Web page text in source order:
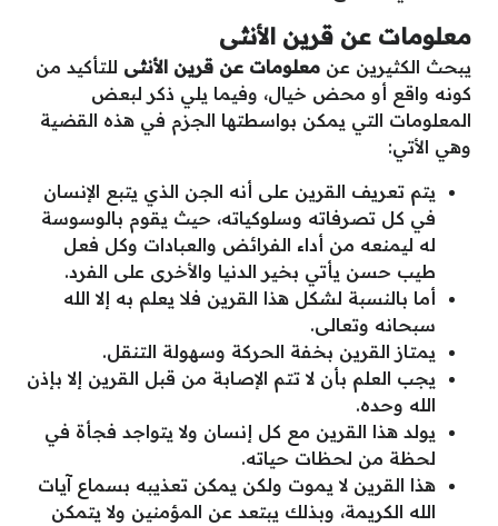
معلومات عن قرين الأنثى
يبحث الكثيرين عن معلومات عن قرين الأنثى للتأكيد من
كونه واقع أو محض خيال، وفيما يلي ذكر لبعض
المعلومات التي يمكن بواسطتها الجزم في هذه القضية
وهي الأتي:
يتم تعريف القرين على أنه الجن الذي يتبع الإنسان
في كل تصرفاته وسلوكياته، حيث يقوم بالوسوسة
له ليمنعه من أداء الفرائض والعبادات وكل فعل
طيب حسن يأتي بخير الدنيا والأخرى على الفرد.
أما بالنسبة لشكل هذا القرين فلا يعلم به إلا الله
سبحانه وتعالى.
يمتاز القرين بخفة الحركة وسهولة التنقل.
يجب العلم بأن لا تتم الإصابة من قبل القرين إلا بإذن
الله وحده.
يولد هذا القرين مع كل إنسان ولا يتواجد فجأة في
لحظة من لحظات حياته.
هذا القرين لا يموت ولكن يمكن تعذيبه بسماع آيات
الله الكريمة، وبذلك يبتعد عن المؤمنين ولا يتمكن